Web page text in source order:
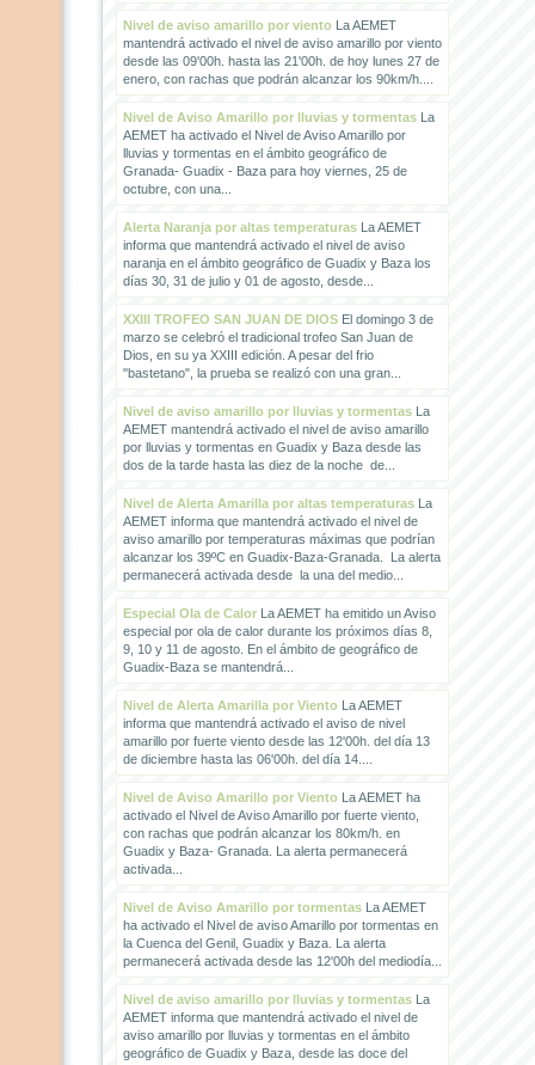
Nivel de aviso amarillo por vientoLa AEMET
mantendrá activado el nivel de aviso amarillo por viento
desde las 09'00h. hasta las 21'00h. de hoy lunes 27 de
enero, con rachas que podrán alcanzar los 90km/h....
Nivel de Aviso Amarillo por lluvias y tormentasLa
AEMET ha activado el Nivel de Aviso Amarillo por
lluvias y tormentas en el ámbito geográfico de
Granada- Guadix - Baza para hoy viernes, 25 de
octubre, con una...
Alerta Naranja por altas temperaturasLa AEMET
informa que mantendrá activado el nivel de aviso
naranja en el ámbito geográfico de Guadix y Baza los
días 30, 31 de julio y 01 de agosto, desde...
XXIII TROFEO SAN JUAN DE DIOSEl domingo 3 de
marzo se celebró el tradicional trofeo San Juan de
Dios, en su ya XXIII edición. A pesar del frio
"bastetano", la prueba se realizó con una gran...
Nivel de aviso amarillo por lluvias y tormentasLa
AEMET mantendrá activado el nivel de aviso amarillo
por lluvias y tormentas en Guadix y Baza desde las
dos de la tarde hasta las diez de la noche de...
Nivel de Alerta Amarilla por altas temperaturasLa
AEMET informa que mantendrá activado el nivel de
aviso amarillo por temperaturas máximas que podrían
alcanzar los 39ºC en Guadix-Baza-Granada. La alerta
permanecerá activada desde la una del medio...
Especial Ola de CalorLa AEMET ha emitido un Aviso
especial por ola de calor durante los próximos días 8,
9, 10 y 11 de agosto. En el ámbito de geográfico de
Guadix-Baza se mantendrá...
Nivel de Alerta Amarilla por VientoLa AEMET
informa que mantendrá activado el aviso de nivel
amarillo por fuerte viento desde las 12'00h. del día 13
de diciembre hasta las 06'00h. del día 14....
Nivel de Aviso Amarillo por VientoLa AEMET ha
activado el Nivel de Aviso Amarillo por fuerte viento,
con rachas que podrán alcanzar los 80km/h. en
Guadix y Baza- Granada. La alerta permanecerá
activada...
Nivel de Aviso Amarillo por tormentasLa AEMET
ha activado el Nivel de aviso Amarillo por tormentas en
la Cuenca del Genil, Guadix y Baza. La alerta
permanecerá activada desde las 12'00h del mediodía...
Nivel de aviso amarillo por lluvias y tormentasLa
AEMET informa que mantendrá activado el nivel de
aviso amarillo por lluvias y tormentas en el ámbito
geográfico de Guadix y Baza, desde las doce del